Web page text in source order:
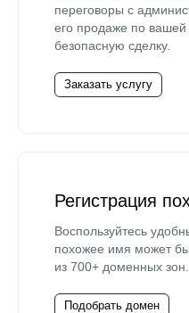
переговоры с
его продаже по вашей
безопасную сделку.
Заказать услугу
Регистрация
Воспользуйтесь
похожее имя может
из 700+ доменных зон.
Подобрать домен